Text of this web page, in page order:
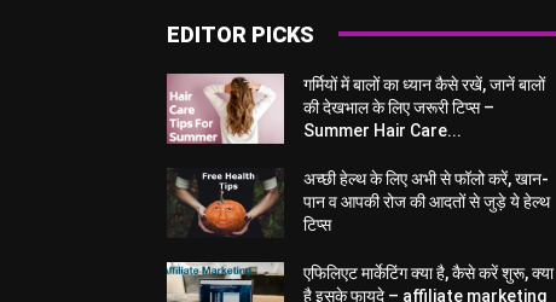
EDITOR PICKS
गर्मियों में बालों का ध्यान कैसे रखें, जानें बालों
की देखभाल के लिए जरूरी टिप्स –
Summer Hair Care...
अच्छी हेल्थ के लिए अभी से फॉलो करें, खान-
पान व आपकी रोज की आदतों से जुड़े ये हेल्थ
टिप्स
एफिलिएट मार्केटिंग क्या है, कैसे करें शुरू, क्या
है इसके फायदे – affiliate marketing